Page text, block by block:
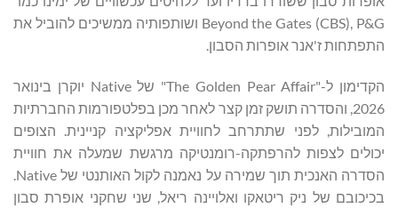
Beyond the Gates (CBS), P&G ושותפותיה ממשיכים להוביל את
התפתחות ז'אנר אופרות הסבון.
הקדימון ל-"The Golden Pear Affair" של Native יוקרן בינואר
2026, והסדרה תושק זמן קצר לאחר מכן בפלטפורמות החברתיות
המובילות, לפני שתתרחב לחוויית אפליקציה קניינית. הצופים
יכולים לצפות להרפתקה-רומנטיקה מרגשת שמעלה את חוויית
הסדרה האנכית תוך שמירה על נאמנה לקול האותנטי של Native.
בכיכובם של ניק ריטאקו ואלויינה ריאל, שני שחקני אופרת סבון